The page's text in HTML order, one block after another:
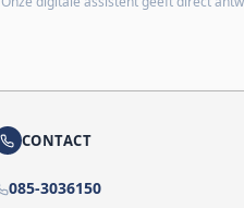
CONTACT
085-3036150